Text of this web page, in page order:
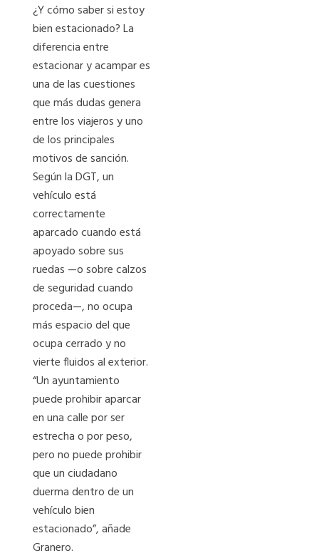
¿Y cómo saber si estoy
bien estacionado? La
diferencia entre
estacionar y acampar es
una de las cuestiones
que más dudas genera
entre los viajeros y uno
de los principales
motivos de sanción.
Según la DGT, un
vehículo está
correctamente
aparcado cuando está
apoyado sobre sus
ruedas —o sobre calzos
de seguridad cuando
proceda—, no ocupa
más espacio del que
ocupa cerrado y no
vierte fluidos al exterior.
“Un ayuntamiento
puede prohibir aparcar
en una calle por ser
estrecha o por peso,
pero no puede prohibir
que un ciudadano
duerma dentro de un
vehículo bien
estacionado”, añade
Granero.